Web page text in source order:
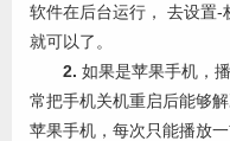
软件在后台运行， 去设置
就可以了。
2. 如果是苹果手机，
常把手机关机重启后能够
苹果手机，每次只能播放